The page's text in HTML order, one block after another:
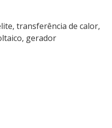
transferência de calor,
gerador